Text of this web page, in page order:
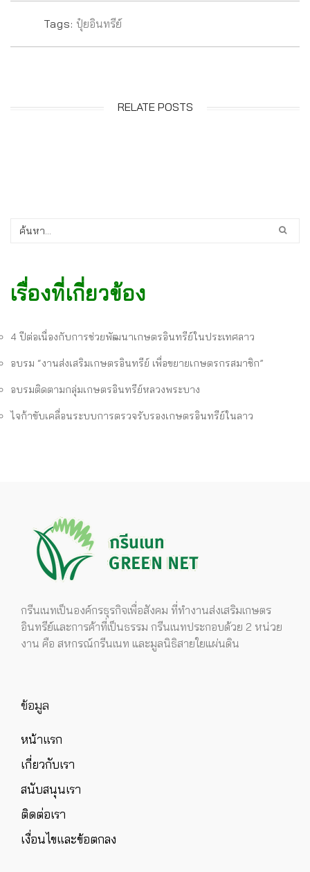
Tags: ปุ๋ยอินทรีย์
RELATE POSTS
เรื่องที่เกี่ยวข้อง
4 ปีต่อเนื่องกับการช่วยพัฒนาเกษตรอินทรีย์ในประเทศลาว
อบรม “งานส่งเสริมเกษตรอินทรีย์ เพื่อขยายเกษตรกรสมาชิก”
อบรมติดตามกลุ่มเกษตรอินทรีย์หลวงพระบาง
ไจก้าขับเคลื่อนระบบการตรวจรับรองเกษตรอินทรีย์ในลาว
กรีนเนทเป็นองค์กรธุรกิจเพื่อสังคม ที่ทำงานส่งเสริมเกษตร
อินทรีย์และการค้าที่เป็นธรรม กรีนเนทประกอบด้วย 2 หน่วย
งาน คือ สหกรณ์กรีนเนท และมูลนิธิสายใยแผ่นดิน
ข้อมูล
หน้าแรก
เกี่ยวกับเรา
สนับสนุนเรา
ติดต่อเรา
เงื่อนไขและข้อตกลง